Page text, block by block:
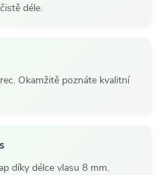
déle.
Okamžitě poznáte kvalitní
díky délce vlasu 8 mm.